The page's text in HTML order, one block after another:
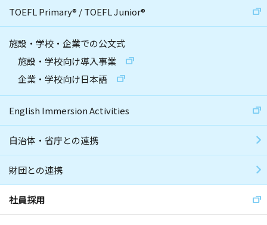
TOEFL Primary® /TOEFL Junior®
施設・学校・企業での公文式
施設・学校向け導入事業
企業・学校向け日本語
English Immersion Activities
自治体・省庁との連携
財団との連携
社員採用